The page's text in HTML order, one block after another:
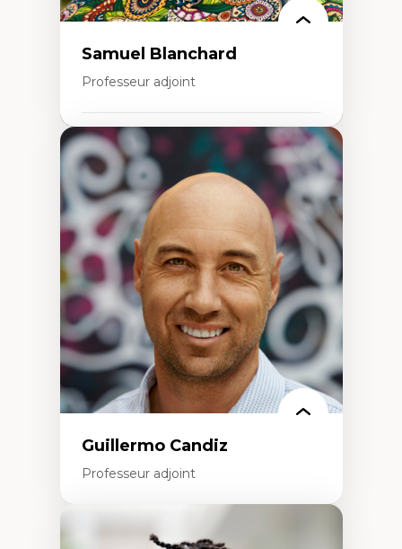
Samuel Blanchard
Professeur adjoint
Expertises
Didactique des sciences – processus
d’enquête et culture scientifique
Éducation en milieu minoritaire –
construction identitaire et conscience
critique
Technologies éducatives – ludification et
programmation pédagogique
La langue dans toutes les matières –
environnement discursif et langage
scientifique
Guillermo Candiz
Professeur adjoint
Expertises